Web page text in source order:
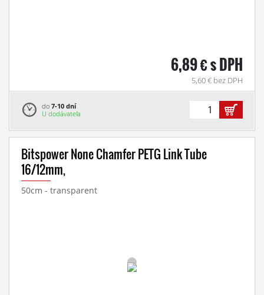
6,89 € s DPH
5,60 € bez DPH
do 7-10 dní
U dodávateľa
Bitspower None Chamfer PETG Link Tube
16/12mm,
50cm - transparent